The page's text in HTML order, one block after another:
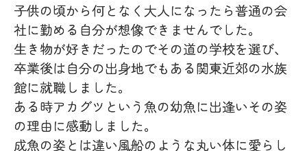
子供の頃から何となく大人になったら普通の会
社に勤める自分が想像できませんでした。
生き物が好きだったのでその道の学校を選び、
卒業後は自分の出身地でもある関東近郊の水族
館に就職しました。
ある時アカグツという魚の幼魚に出逢いその姿
の理由に感動しました。
成魚の姿とは違い風船のような丸い体に愛らし